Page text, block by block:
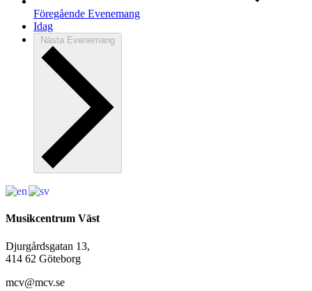
Föregående Evenemang
Idag
Nästa Evenemang
Musikcentrum Väst
Djurgårdsgatan 13,
414 62 Göteborg
mcv@mcv.se